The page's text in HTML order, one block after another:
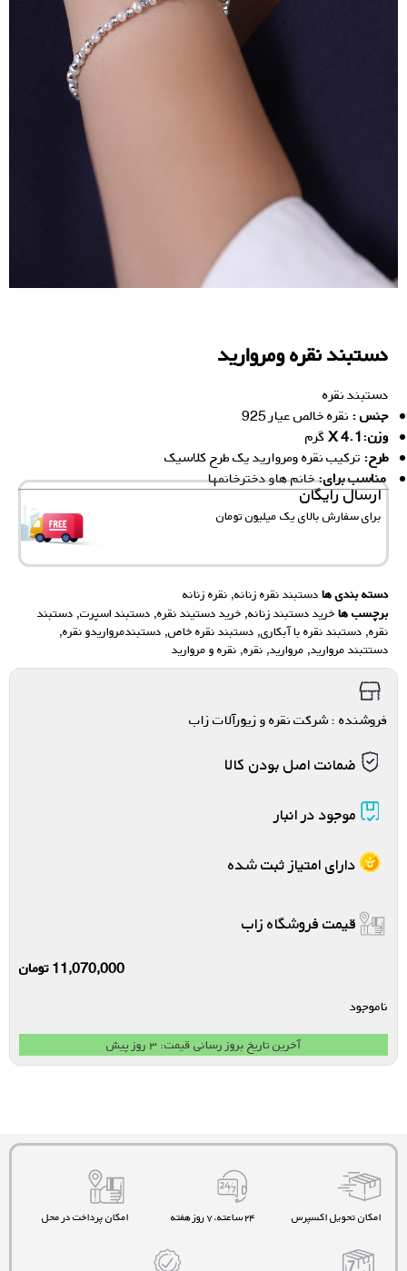
دستبند نقره ومروارید
دستبند نقره
جنس : نقره خالص عیار 925
وزن:4.1 X
گرم
طرح: ترکیب نقره ومروارید یک طرح کلاسیک
مناسب برای:خانم‌ هاو دخترخانمها
ارسال رایگان
برای سفارش‌ بالای یک میلیون تومان
دسته بندی ها دستبند نقره زنانه, نقره زنانه
برچسب ها خرید دستبند زنانه, خرید دستیند نقره, دستبند اسپرت, دستبند
نقره, دستبند نقره با آبکاری, دستبند نقره خاص, دستبندمرواریدو نقره,
دستتبند مروارید, مروارید, نقره, نقره و مروارید
فروشنده : شرکت نقره و زیورآلات زاب
ضمانت اصل بودن کالا
موجود در انبار
دارای امتیاز ثبت شده
قیمت فروشگاه زاب
11,070,000تومان
ناموجود
آخرین تاریخ بروز رسانی قیمت: ۳ روز پیش
امکان تحویل اکسپرس ۲۴ ساعته، ۷ روز هفته امکان پرداخت در محل